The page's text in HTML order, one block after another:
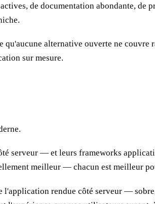
de documentation abondante, de
alternative ouverte ne couvre
sur mesure.
serveur — et leurs frameworks
meilleur — chacun est meilleur
l'application rendue côté serveur —